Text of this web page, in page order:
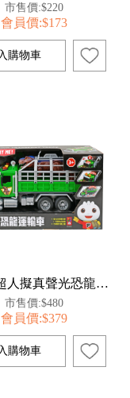
市售價:$220
會員價:$173
FOOD超人擬真聲光恐龍運輸車
市售價:$480
會員價:$379